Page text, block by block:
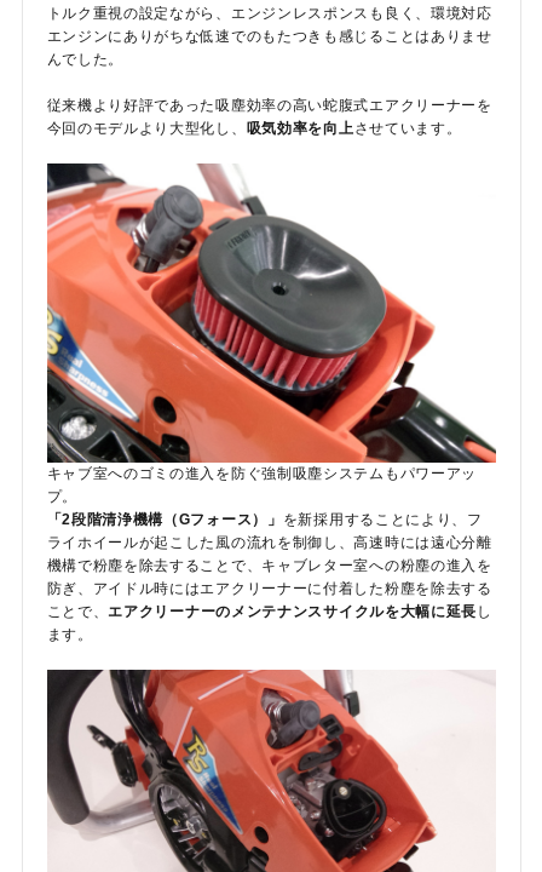
トルク重視の設定ながら、エンジンレスポンスも良く、環境対応
エンジンにありがちな低速でのもたつきも感じることはありませ
んでした。
従来機より好評であった吸塵効率の高い蛇腹式エアクリーナーを
今回のモデルより大型化し、 吸気効率を向上 させています。
キャブ室へのゴミの進入を防ぐ強制吸塵システムもパワーアッ
プ。
「2段階清浄機構（Gフォース）」 を新採用することにより、フ
ライホイールが起こした風の流れを制御し、高速時には遠心分離
機構で粉塵を除去することで、キャブレター室への粉塵の進入を
防ぎ、アイドル時にはエアクリーナーに付着した粉塵を除去する
ことで、 エアクリーナーのメンテナンスサイクルを大幅に延長 し
ます。